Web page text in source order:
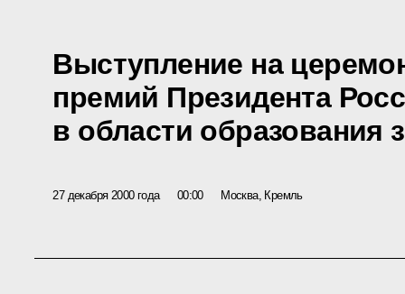
Выступление на
премий Президента
в области образования
27 декабря 2000 года 00:00 Москва, Кремль